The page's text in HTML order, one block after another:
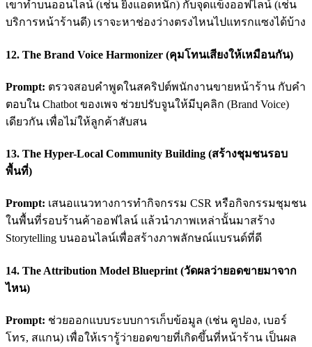
เขาทำบนออนไลน์ (เช่น ยิงแอดหนัก) กับจุดแข็งออฟไลน์ (เช่น
บริการหน้าร้านดี) เราจะหาช่องว่างตรงไหนไปแทรกแซงได้บ้าง
12. The Brand Voice Harmonizer (คุมโทนเสียงให้เหมือนกัน)
Prompt: ตรวจสอบคำพูดในสคริปต์พนักงานขายหน้าร้าน กับคำ
ตอบใน Chatbot ของเพจ ช่วยปรับจูนให้มีบุคลิก (Brand Voice)
เดียวกัน เพื่อไม่ให้ลูกค้าสับสน
13. The Hyper-Local Community Building (สร้างชุมชนรอบ
พื้นที่)
Prompt: เสนอแนวทางการทำกิจกรรม CSR หรือกิจกรรมชุมชน
ในพื้นที่รอบร้านค้าออฟไลน์ แล้วนำภาพเหล่านั้นมาสร้าง
Storytelling บนออนไลน์เพื่อสร้างภาพลักษณ์แบรนด์ที่ดี
14. The Attribution Model Blueprint (วัดผลว่ายอดขายมาจาก
ไหน)
Prompt: ช่วยออกแบบระบบการเก็บข้อมูล (เช่น คูปอง, เบอร์
โทร, สแกน) เพื่อให้เรารู้ว่ายอดขายที่เกิดขึ้นที่หน้าร้าน เป็นผล